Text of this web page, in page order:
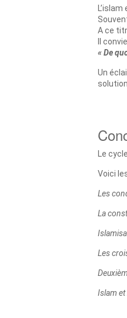
A ce
Il
« De
Un
Le
Voici
Les
La
Les
Islam